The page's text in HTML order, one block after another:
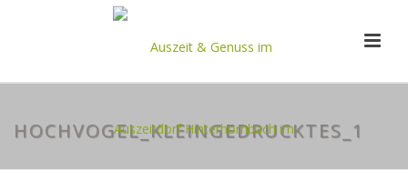
HOCHVOGEL_KLEINGEDRUCKTES_1